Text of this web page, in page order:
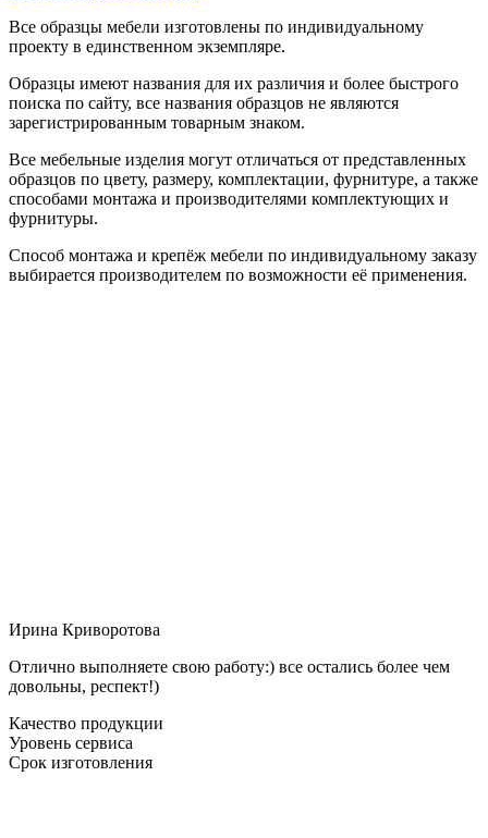
Все образцы мебели изготовлены по индивидуальному
проекту в единственном экземпляре.
Образцы имеют названия для их различия и более быстрого
поиска по сайту, все названия образцов не являются
зарегистрированным товарным знаком.
Все мебельные изделия могут отличаться от представленных
образцов по цвету, размеру, комплектации, фурнитуре, а также
способами монтажа и производителями комплектующих и
фурнитуры.
Способ монтажа и крепёж мебели по индивидуальному заказу
выбирается производителем по возможности её применения.
Ирина Криворотова
Отлично выполняете свою работу:) все остались более чем
довольны, респект!)
Качество продукции
Уровень сервиса
Срок изготовления